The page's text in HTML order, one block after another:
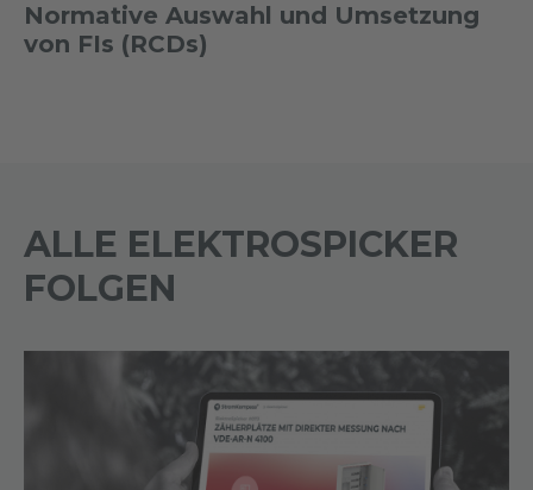
Normative Auswahl und Umsetzung
von FIs (RCDs)
ALLE ELEKTROSPICKER
FOLGEN